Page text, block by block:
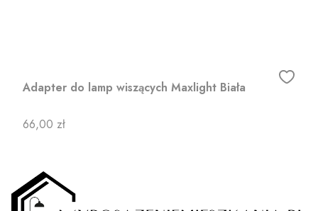
Adapter do lamp wiszących Maxlight Biała
Cena
66,00 zł